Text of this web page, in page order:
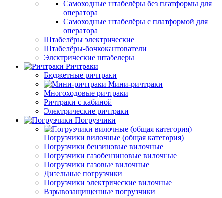
Самоходные штабелёры без платформы для
оператора
Самоходные штабелёры с платформой для
оператора
Штабелёры электрические
Штабелёры-бочкокантователи
Электрические штабелеры
Ричтраки
Бюджетные ричтраки
Мини-ричтраки
Многоходовые ричтраки
Ричтраки с кабиной
Электрические ричтраки
Погрузчики
Погрузчики вилочные (общая категория)
Погрузчики бензиновые вилочные
Погрузчики газобензиновые вилочные
Погрузчики газовые вилочные
Дизельные погрузчики
Погрузчики электрические вилочные
Взрывозащищенные погрузчики